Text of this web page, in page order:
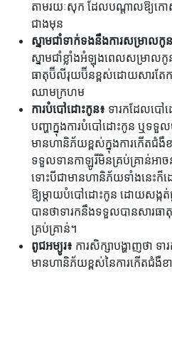
តាមរយៈសុក ដែលបណ្តាលឱ្យ
ជាងមុន
ស្នាមជាំទាក់ទងនឹងការសម្រាលកូ
ស្នាមជាំខ្លាំងអំឡុងពេលសម្រាលកូ
ធាតុប៊ីលីរុយប៊ីនខ្ពស់ដោយសារតែក
ឈាមក្រហម
ការបំបៅដោះកូន៖ ទារកដែលបៅ
បញ្ហាក្នុងការបំបៅដោះកូន ឬទទួល
មានហានិភ័យខ្ពស់ក្នុងការកើតជំងឺ
ទទួលទានកាឡូរីមិនគ្រប់គ្រាន់អា
ទោះបីជាមានហានិភ័យទាំងនេះក៏
ឱ្យម្ដាយបំបៅដោះកូន ដោយសង្កត់
បានថាទារកនឹងទទួលបានសារធាតុ
គ្រប់គ្រាន់។
ពូជអម្យូរ៖ ការសិក្សាបង្ហាញថា
មានហានិភ័យខ្ពស់នៃការកើតជំងឺ